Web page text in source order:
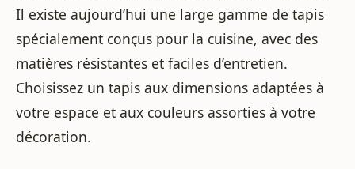
Il existe aujourd’hui une large gamme de tapis
spécialement conçus pour la cuisine, avec des
matières résistantes et faciles d’entretien.
Choisissez un tapis aux dimensions adaptées à
votre espace et aux couleurs assorties à votre
décoration.